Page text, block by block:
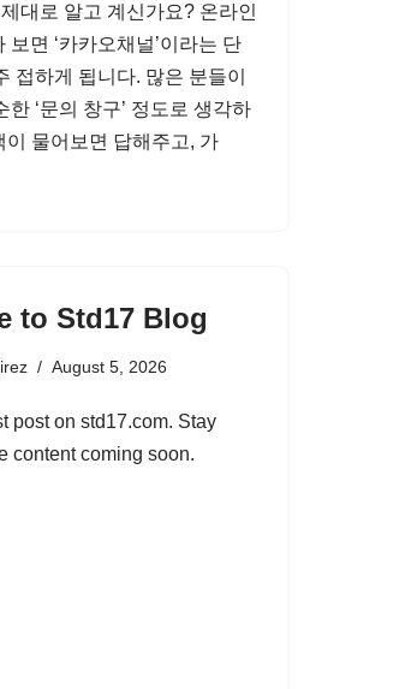
대로 알고 계신가요? 온라인
보면 ‘카카오채널’이라는 단
접하게 됩니다. 많은 분들이
한 ‘문의 창구’ 정도로 생각하
이 물어보면 답해주고, 가
to Std17 Blog
August 5, 2026
post on std17.com. Stay
content coming soon.